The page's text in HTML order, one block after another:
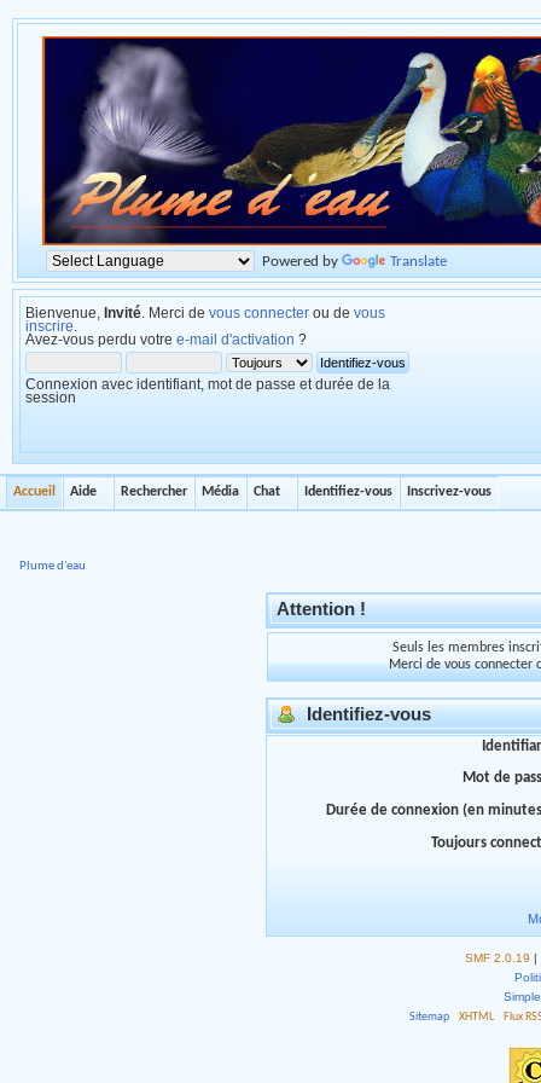
Powered by Translate
Bienvenue, Invité . Merci de vous connecter ou de vous
inscrire
Avez-vous perdu votre e-mail d'activation ?
Connexion avec identifiant, mot de passe et durée de la
session
Accueil Aide Rechercher Média Chat Identifiez-vous Inscrivez-vous
Plume d'eau
Attention !
Seuls les membres
Merci de vous connecter
Identifiez-vous
Mot de
Durée de connexion (en
Toujours
SMF 2.0.19 |
Sitemap
XHTML Flux